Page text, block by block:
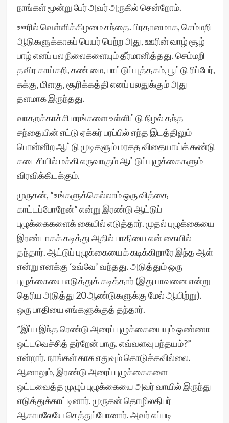
நாங்கள் மூன்று பேர் அவர் அருகில் சென்றோம்.
ஊரில் வெள்ளிக்கிழமை சந்தை. பிரதானமாக, செம்மறி
ஆடுகளுக்காகப் பெயர் பெற்ற அது, ஊரின் வாழ் சூழ்
பாழ் எனப் பல நிலைகளையும் தீர்மானித்தது. செம்மறி
தவிர காய்கறி, கண் மை, பாட்டுப் புத்தகம், பூட்டு ரிப்பேர்,
சுக்கு, மிளகு, சூரிக்கத்தி எனப் பலதுக்கும் அது
தளமாக இருந்தது.
வாதறக்காச்சி மரங்களை உள்ளிட்டு நிழல் தந்த
சந்தையின் எட்டு ஏக்கர் பரப்பில் எந்த இடத்திலும்
பொன்னிற ஆட்டு முடிகளும் மரகத விதையாய்க் கண்டு
கடைசியில் மக்கி எருவாகும் ஆட்டுப் புழுக்கைகளும்
விரவிக்கிடக்கும்.
முருகன், ”உங்களுக்கெல்லாம் ஒரு வித்தை
காட்டப்போறேன்” என்று இரண்டு ஆட்டுப்
புழுக்கைகளைக் கையில் எடுத்தார். முதல் புழுக்கையை
இரண்டாகக் கடித்து அதில் பாதியை என் கையில்
தந்தார். ஆட்டுப் புழுக்கையைக் கடிக்கிறாரே இந்த ஆள்
என்று எனக்கு ‘உவ்வே’ வந்தது. அடுத்தும் ஒரு
புழுக்கையை எடுத்துக் கடித்தார் (இது பாவனை என்று
தெரிய அடுத்து 20 ஆண்டுகளுக்கு மேல் ஆயிற்று).
ஒரு பாதியை எங்களுக்குத் தந்தார்.
”இப்ப இந்த ரெண்டு அரைப் புழுக்கையையும் ஒண்ணா
ஒட்டவெச்சித் தர்றேன் பாரு. எவ்வளவு பந்தயம்?”
என்றார். நாங்கள் காசு எதுவும் கொடுக்கவில்லை.
ஆனாலும், இரண்டு அரைப் புழுக்கைகளை
ஒட்டவைத்த முழுப் புழுக்கையை அவர் வாயில் இருந்து
எடுத்துக்காட்டினார். முருகன் தொழிலதிபர்
ஆகாமலேயே செத்துப்போனார். அவர் எப்படி